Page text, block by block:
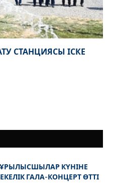
СТАНЦИЯСЫ ІСКЕ
КҮНІНЕ
ГАЛА-КОНЦЕРТ ӨТТІ